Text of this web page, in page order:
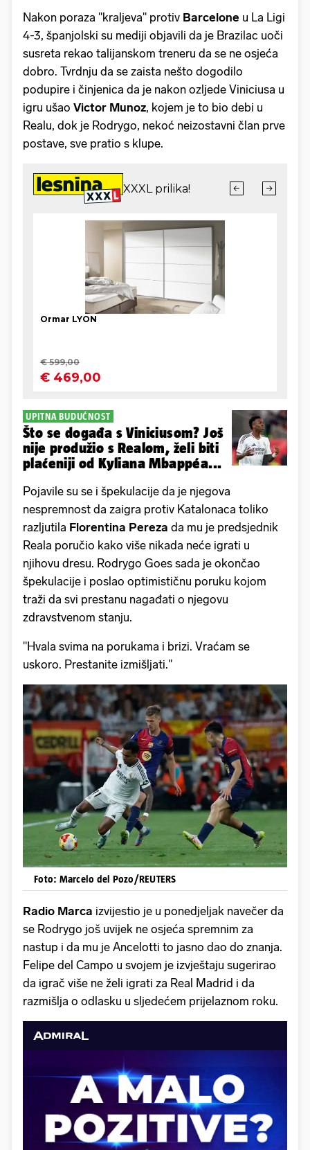
Nakon poraza "kraljeva" protiv Barcelone u La Ligi
4-3, španjolski su mediji objavili da je Brazilac uoči
susreta rekao talijanskom treneru da se ne osjeća
dobro. Tvrdnju da se zaista nešto dogodilo
podupire i činjenica da je nakon ozljede Viniciusa u
igru ušao Victor Munoz, kojem je to bio debi u
Realu, dok je Rodrygo, nekoć neizostavni član prve
postave, sve pratio s klupe.
UPITNA BUDUĆNOST
Što se događa s Viniciusom? Još
nije produžio s Realom, želi biti
plaćeniji od Kyliana Mbappéa...
Pojavile su se i špekulacije da je njegova
nespremnost da zaigra protiv Katalonaca toliko
razljutila Florentina Pereza da mu je predsjednik
Reala poručio kako više nikada neće igrati u
njihovu dresu. Rodrygo Goes sada je okončao
špekulacije i poslao optimističnu poruku kojom
traži da svi prestanu nagađati o njegovu
zdravstvenom stanju.
"Hvala svima na porukama i brizi. Vraćam se
uskoro. Prestanite izmišljati."
Foto: Marcelo del Pozo/REUTERS
Radio Marca izvijestio je u ponedjeljak navečer da
se Rodrygo još uvijek ne osjeća spremnim za
nastup i da mu je Ancelotti to jasno dao do znanja.
Felipe del Campo u svojem je izvještaju sugerirao
da igrač više ne želi igrati za Real Madrid i da
razmišlja o odlasku u sljedećem prijelaznom roku.